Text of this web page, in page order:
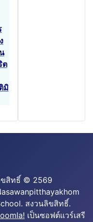
ต
มิ
สิทธิ์ © 2569
สงวนลิขสิทธิ์.
เป็นซอฟต์แวร์เสรี